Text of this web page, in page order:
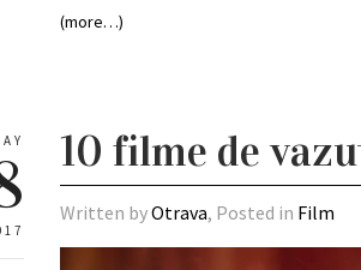
(more…)
10 filme de
Written byOtrava, Posted in Film